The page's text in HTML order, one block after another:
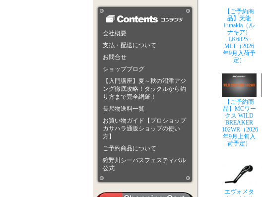
会社概要
支払・配送について
お問合せ
ショップブログ
【入門講座】夏～秋の沼津アジ
ング徹底攻略！タックルから釣
り方まで完全網羅！
長尺物送料一覧
お買い物ガイド【プロショップ
カサハラ通販ショップの使い
方】
ご予約商品について
狩野川シーバスフェスティバル
公式
【ご予約商
品】天龍
Lunakia（ル
ナキア）
LK682S-
MLT（2026
年9月入荷予
定）
【ご予約商
品】MCワー
クス WILD
BREAKER
102WR（2026
年9月上旬入
荷予定）
エヴォメタ